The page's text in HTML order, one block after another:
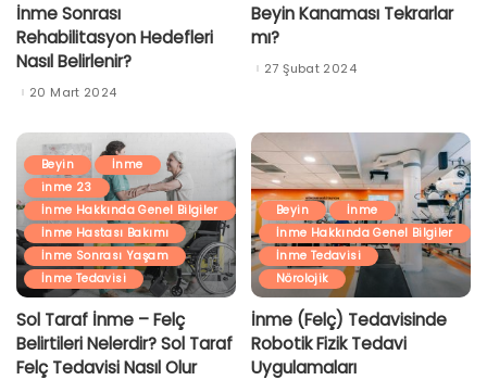
İnme Sonrası
Rehabilitasyon Hedefleri
Nasıl Belirlenir?
20 Mart 2024
Beyin Kanaması Tekrarlar
mı?
27 Şubat 2024
Beyin
İnme
inme 23
İnme Hakkında Genel Bilgiler
İnme Hastası Bakımı
İnme Sonrası Yaşam
İnme Tedavisi
Sol Taraf İnme – Felç
Belirtileri Nelerdir? Sol Taraf
Felç Tedavisi Nasıl Olur
Beyin
İnme
İnme Hakkında Genel Bilgiler
İnme Tedavisi
Nörolojik
İnme (Felç) Tedavisinde
Robotik Fizik Tedavi
Uygulamaları